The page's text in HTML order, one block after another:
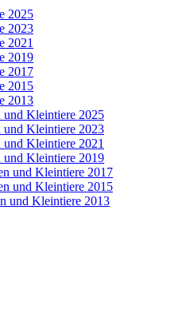
2025
2023
2021
2019
2017
2015
2013
und Kleintiere 2025
und Kleintiere 2023
Kleintiere 2021
und Kleintiere 2019
und Kleintiere 2017
und Kleintiere 2015
und Kleintiere 2013